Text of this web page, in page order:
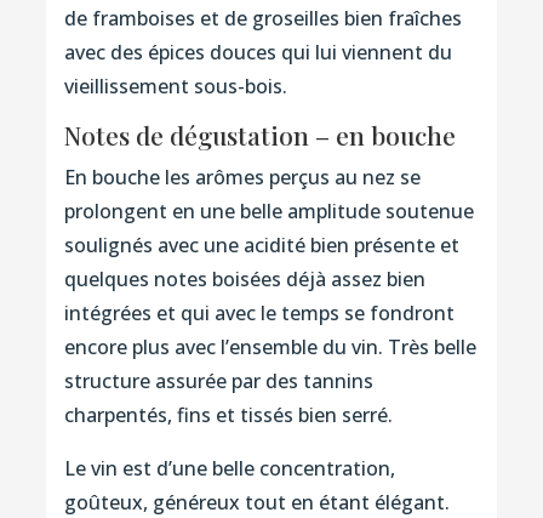
de framboises et de groseilles bien fraîches
avec des épices douces qui lui viennent du
vieillissement sous-bois.
Notes de dégustation – en bouche
En bouche les arômes perçus au nez se
prolongent en une belle amplitude soutenue
soulignés avec une acidité bien présente et
quelques notes boisées déjà assez bien
intégrées et qui avec le temps se fondront
encore plus avec l’ensemble du vin. Très belle
structure assurée par des tannins
charpentés, fins et tissés bien serré.
Le vin est d’une belle concentration,
goûteux, généreux tout en étant élégant.